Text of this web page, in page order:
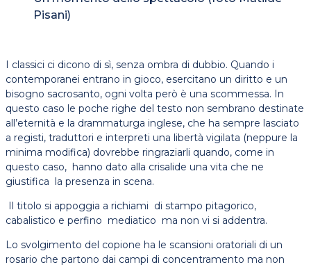
Pisani)
I classici ci dicono di sì, senza ombra di dubbio. Quando i
contemporanei entrano in gioco, esercitano un diritto e un
bisogno sacrosanto, ogni volta però è una scommessa. In
questo caso le poche righe del testo non sembrano destinate
all’eternità e la drammaturga inglese, che ha sempre lasciato
a registi, traduttori e interpreti una libertà vigilata (neppure la
minima modifica) dovrebbe ringraziarli quando, come in
questo caso, hanno dato alla crisalide una vita che ne
giustifica la presenza in scena.
Il titolo si appoggia a richiami di stampo pitagorico,
cabalistico e perfino mediatico ma non vi si addentra.
Lo svolgimento del copione ha le scansioni oratoriali di un
rosario che partono dai campi di concentramento ma non